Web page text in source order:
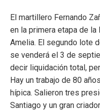
El martillero Fernando
en la primera etapa de
Amelia. El segundo lote
se venderá el 3 de
decir liquidación total,
Hay un trabajo de 80
hípica. Salieron tres
Santiago y un gran